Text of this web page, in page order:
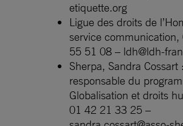
etiquette.org
Ligue des droits de
service
55 51 08 – ldh@ldh-
Sherpa, Sandra Cossart :
responsable du
Globalisation et droits
01 42 21 33 25 –